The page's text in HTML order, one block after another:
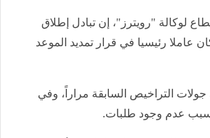
لوكالة "رويترز"، إن تبادل إطلاق
عاملا رئيسيا في قرار تمديد الموعد
التراخيص السابقة مراراً، وفي
عدم وجود طلبات.